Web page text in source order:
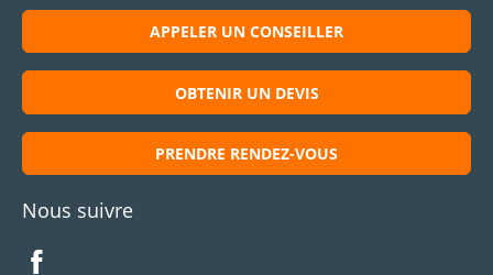
APPELER UN CONSEILLER
OBTENIR UN DEVIS
PRENDRE RENDEZ-VOUS
Nous suivre